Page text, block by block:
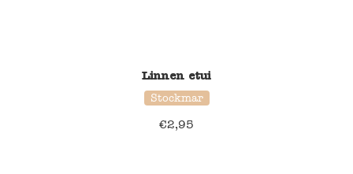
Linnen etui
Stockmar
€2,95